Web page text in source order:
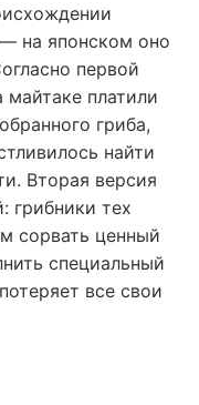
на японском оно
первой
платили
гриба,
найти
Вторая версия
грибники тех
сорвать ценный
специальный
все свои